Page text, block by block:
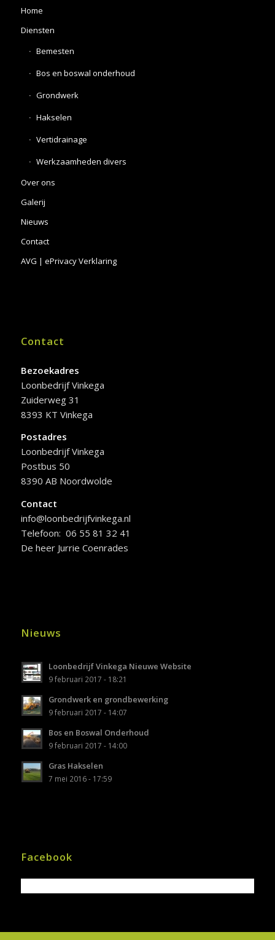
Home
Diensten
Bemesten
Bos en boswal onderhoud
Grondwerk
Hakselen
Vertidrainage
Werkzaamheden divers
Over ons
Galerij
Nieuws
Contact
AVG | ePrivacy Verklaring
Contact
Bezoekadres
Loonbedrijf Vinkega
Zuiderweg 31
8393 KT Vinkega
Postadres
Loonbedrijf Vinkega
Postbus 50
8390 AB Noordwolde
Contact
info@loonbedrijfvinkega.nl
Telefoon: 06 55 81 32 41
De heer Jurrie Coenrades
Nieuws
Loonbedrijf Vinkega Nieuwe Website
9 februari 2017 - 18:21
Grondwerk en grondbewerking
9 februari 2017 - 14:07
Bos en Boswal Onderhoud
9 februari 2017 - 14:00
Gras Hakselen
7 mei 2016 - 17:59
Facebook